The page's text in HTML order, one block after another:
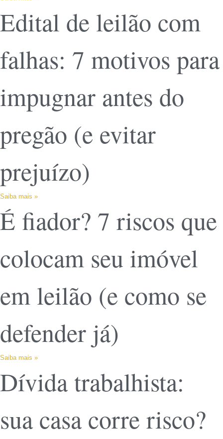
Edital de leilão com
falhas: 7 motivos para
impugnar antes do
pregão (e evitar
prejuízo)
Saiba mais »
É fiador? 7 riscos que
colocam seu imóvel
em leilão (e como se
defender já)
Saiba mais »
Dívida trabalhista:
sua casa corre risco?